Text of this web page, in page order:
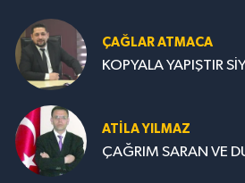
ÇAĞLAR ATMACA
KOPYALA YAPIŞTIR
ATILA YILMAZ
ÇAĞRIM SARAN VE